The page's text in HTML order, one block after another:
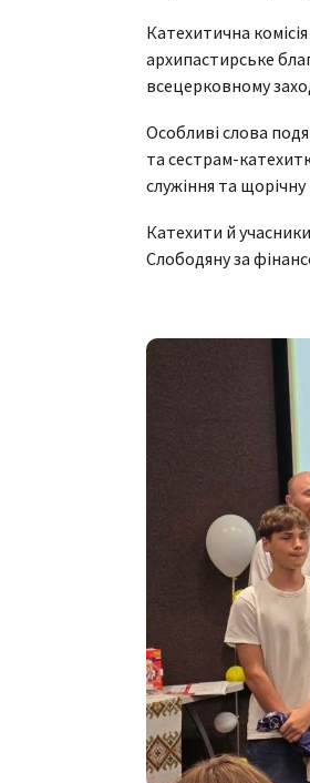
Катехитична
архипастирське
всецерковному
Особливі слова
та сестрам-
служіння та
Катехити й
Слободяну за